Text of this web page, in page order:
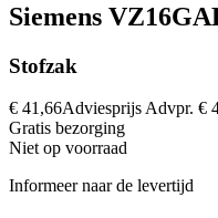
Siemens
Stofzak
€ 41,66Adviesprijs Advpr. €
Gratis bezorging
Niet op voorraad
Informeer naar de levertijd